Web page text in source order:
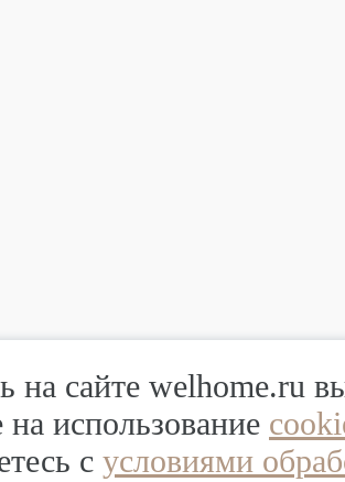
на сайте welhome.ru
на использование
с условиями